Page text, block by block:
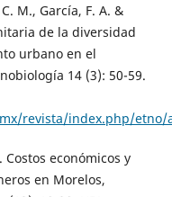
M., García, F. A. &
de la diversidad
urbano en el
14 (3): 50-59.
revista/index.php/
económicos y
en Morelos,